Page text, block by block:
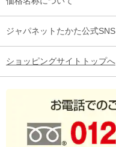
ジャパネットたかた公式SNS
ショッピングサイトトップへ